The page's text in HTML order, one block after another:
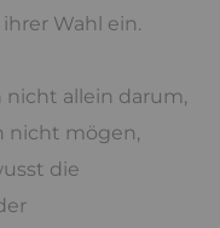
Wahl ein.
nicht allein darum,
nicht mögen,
die